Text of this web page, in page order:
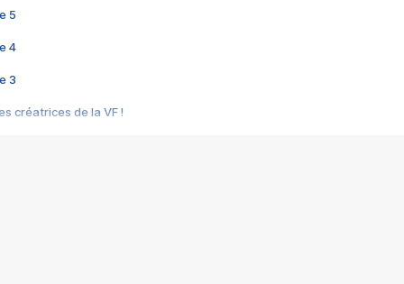
5
4
3
créatrices de la VF !